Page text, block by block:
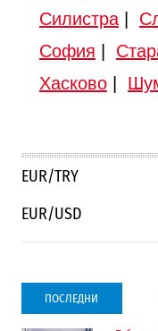
Силистра|
София
Хасково|
EUR/TRY
EUR/USD
ПОСЛЕДНИ